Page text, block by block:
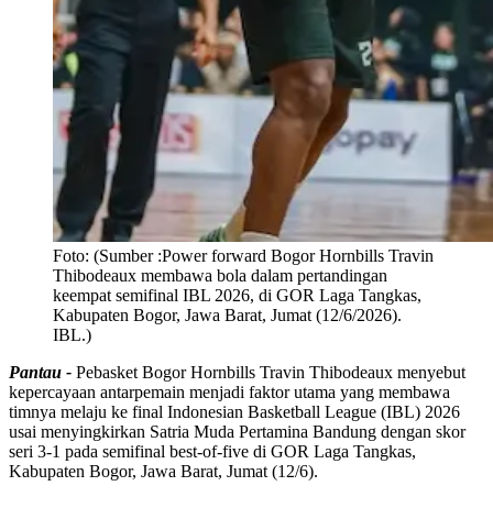
Foto: (Sumber :Power forward Bogor Hornbills Travin
Thibodeaux membawa bola dalam pertandingan
keempat semifinal IBL 2026, di GOR Laga Tangkas,
Kabupaten Bogor, Jawa Barat, Jumat (12/6/2026).
IBL.)
Pantau - Pebasket Bogor Hornbills Travin Thibodeaux menyebut
kepercayaan antarpemain menjadi faktor utama yang membawa
timnya melaju ke final Indonesian Basketball League (IBL) 2026
usai menyingkirkan Satria Muda Pertamina Bandung dengan skor
seri 3-1 pada semifinal best-of-five di GOR Laga Tangkas,
Kabupaten Bogor, Jawa Barat, Jumat (12/6).